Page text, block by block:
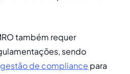
também requer
sendo
de compliance para